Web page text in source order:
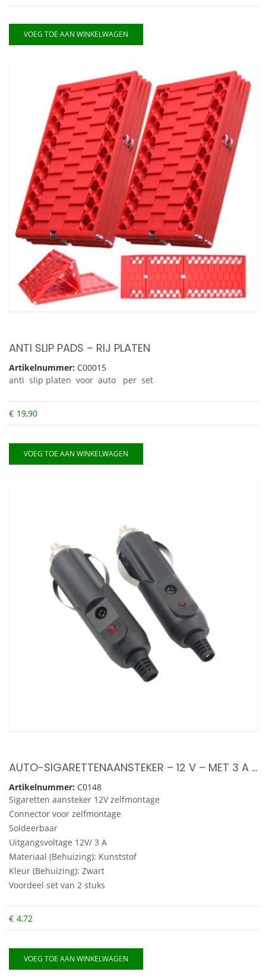
VOEG TOE AAN WINKELWAGEN
ANTI SLIP PADS – RIJ PLATEN
Artikelnummer: C00015
anti slip platen voor auto per set
€ 19,90
VOEG TOE AAN WINKELWAGEN
AUTO-SIGARETTENAANSTEKER – 12 V – MET 3 A ZEKERING – VOORDEEL SET 2 STUKS
Artikelnummer: C0148
Sigaretten aansteker 12V zelfmontage
Connector voor zelfmontage
Soldeerbaar
Uitgangsvoltage 12V/ 3 A
Materiaal (Behuizing): Kunststof
Kleur (Behuizing): Zwart
Voordeel set van 2 stuks
€ 4,72
VOEG TOE AAN WINKELWAGEN